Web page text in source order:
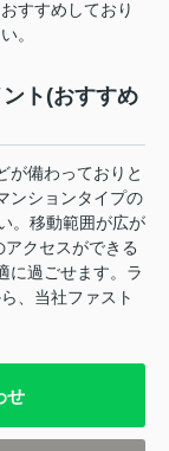
すすめしており
。
ト(おすすめ
が備わっておりと
ンションタイプの
。移動範囲が広が
クセスができる
に過ごせます。ラ
、当社ファスト
せ